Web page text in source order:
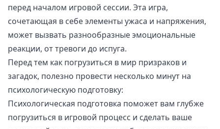
перед началом игровой сессии. Эта игра,
сочетающая в себе элементы ужаса и напряжения,
может вызвать разнообразные эмоциональные
реакции, от тревоги до испуга.
Перед тем как погрузиться в мир призраков и
загадок, полезно провести несколько минут на
психологическую подготовку:
Психологическая подготовка поможет вам глубже
погрузиться в игровой процесс и сделать ваше